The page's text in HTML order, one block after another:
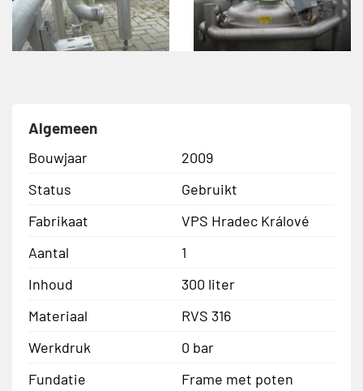
Algemeen
Bouwjaar
2009
Status
Gebruikt
Fabrikaat
VPS Hradec Králové
Aantal
1
Inhoud
300 liter
Materiaal
RVS 316
Werkdruk
0 bar
Fundatie
Frame met poten